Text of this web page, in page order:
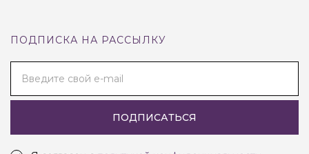
ПОДПИСКА НА РАССЫЛКУ
Введите свой e-mail
ПОДПИСАТЬСЯ